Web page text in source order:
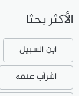
الأكثر بحثا
ابن السبيل
اشرأب عنقه